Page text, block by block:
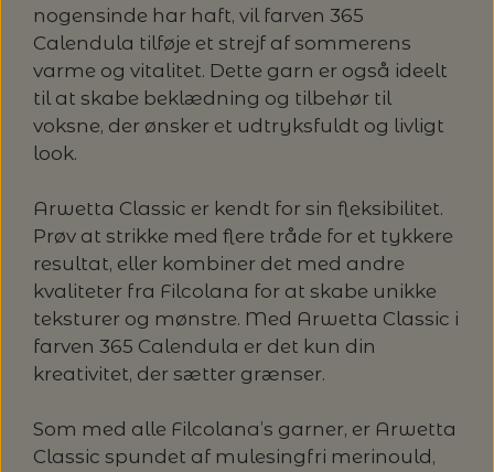
nogensinde har haft, vil farven 365
Calendula tilføje et strejf af sommerens
varme og vitalitet. Dette garn er også ideelt
til at skabe beklædning og tilbehør til
voksne, der ønsker et udtryksfuldt og livligt
look.
Arwetta Classic er kendt for sin fleksibilitet.
Prøv at strikke med flere tråde for et tykkere
resultat, eller kombiner det med andre
kvaliteter fra Filcolana for at skabe unikke
teksturer og mønstre. Med Arwetta Classic i
farven 365 Calendula er det kun din
kreativitet, der sætter grænser.
Som med alle Filcolana’s garner, er Arwetta
Classic spundet af mulesingfri merinould,